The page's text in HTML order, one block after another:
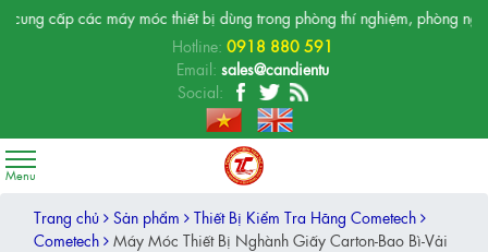
các máy móc thiết bị dùng trong phòng thí nghiệm, phòng nghiên
Hotline:0918 880 591
Email:sales@candientu
Social:
Trang chủ Sản phẩm
Thiết Bị Kiểm Tra Hãng Cometech
Cometech
Máy Móc Thiết Bị Nghành Giấy Carton-Bao Bì-Vải